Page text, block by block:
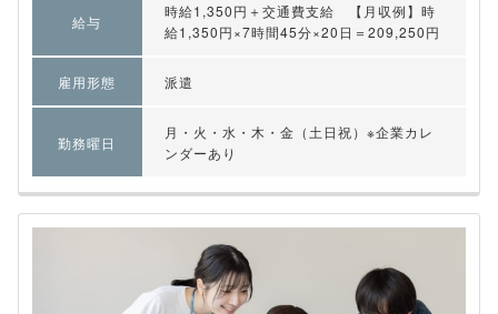
給与
時給1,350円＋交通費支給 【月収例】時
給1,350円×7時間45分×20日＝209,250円
雇用形態 派遣
勤務曜日
月・火・水・木・金（土日祝）※企業カレ
ンダーあり